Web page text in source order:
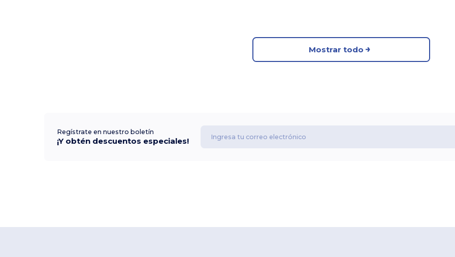
Mostrar todo
Regístrate en nuestro boletín
¡Y obtén descuentos especiales!